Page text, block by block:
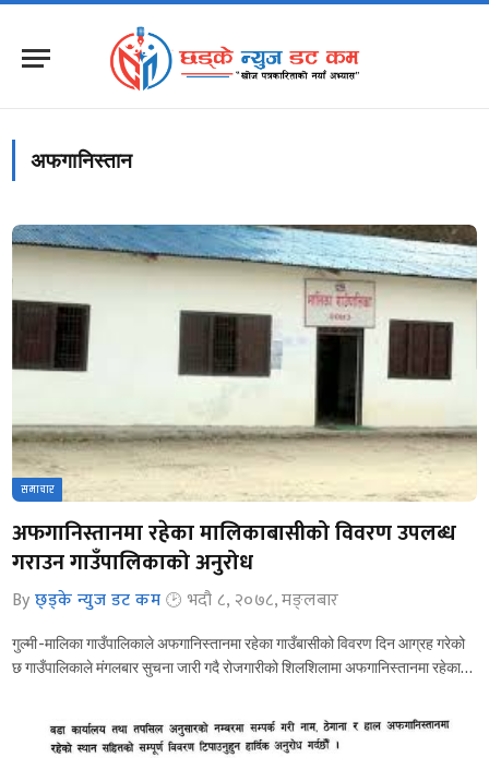
अफगानिस्तान
समाचार
अफगानिस्तानमा रहेका मालिकाबासीको विवरण उपलब्ध
गराउन गाउँपालिकाको अनुरोध
By छ्ड्के न्युज डट कम भदौ ८, २०७८, मङ्लबार
गुल्मी -मालिका गाउँपालिकाले अफगानिस्तानमा रहेका गाउँबासीको विवरण दिन आग्रह गरेको
छ गाउँपालिकाले मंगलबार सुचना जारी गदै रोजगारीको शिलशिलामा अफगानिस्तानमा रहेका…